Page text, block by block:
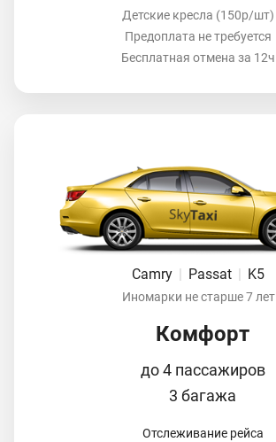
Детские кресла (150р/шт)
Предоплата не требуется
Бесплатная отмена за 12ч
Camry Passat K5
Иномарки не старше 7 лет
Комфорт
до 4 пассажиров
3 багажа
Отслеживание рейса